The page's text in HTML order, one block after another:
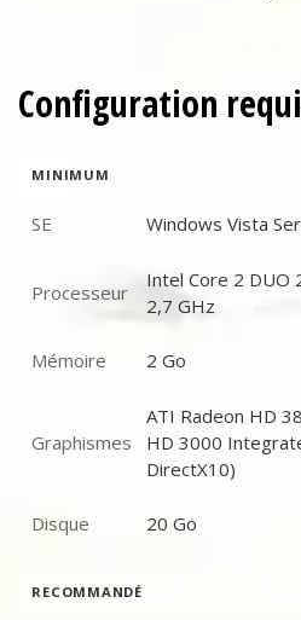
Configuration
MINIMUM
SE SE
Windows Vista
Processeur Processeur
Intel Core 2 DUO
2,7 GHz
Mémoire Mémoire
2 Go
Graphismes Graphismes
ATI Radeon HD
HD 3000
DirectX10)
Disque Disque
20 Go
RECOMMANDÉ